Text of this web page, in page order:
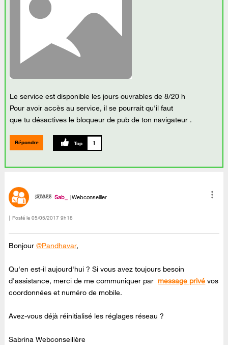
Le service est disponible les jours ouvrables de 8/20 h
Pour avoir accès au service, il se pourrait qu'il faut
que tu désactives le bloqueur de pub de ton navigateur .
Répondre 1
Sab_ Webconseiller
Posté le ‎05/05/2017 9h18
Bonjour@Pandhavar,
Qu'en est-il aujourd'hui ? Si vous avez toujours besoin
d'assistance, merci de me communiquer parmessage privé vos
coordonnées et numéro de mobile.
Avez-vous déjà réinitialisé les réglages réseau ?
Sabrina Webconseillère